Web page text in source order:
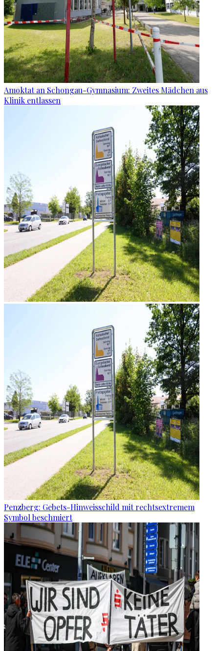
Amoktat an Schongau-Gymnasium: Zweites Mädchen aus
Klinik entlassen
Penzberg: Gebets-Hinweisschild mit rechtsextremem
Symbol beschmiert